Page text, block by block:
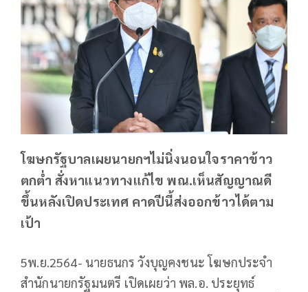
โฆษกรัฐบาลเผยนายกฯไม่นิ่งนอนใจราคาข้าว
ตกต่ำ สั่งหาแนวทางแก้ไข พณ.เห็นสัญญาณดี
ขึ้นหลังเปิดประเทศ คาดปีนี้ส่งออกข้าวได้ตาม
เป้า
5พ.ย.2564- นายธนกร วังบุญคงชนะ โฆษกประจำ
สำนักนายกรัฐมนตรี เปิดเผยว่า พล.อ. ประยุทธ์